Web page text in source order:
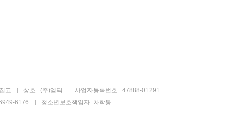
고 상호 : (주)엠딕
사업자등록번호 : 47888-01291
6176
청소년보호책임자: 차학봉